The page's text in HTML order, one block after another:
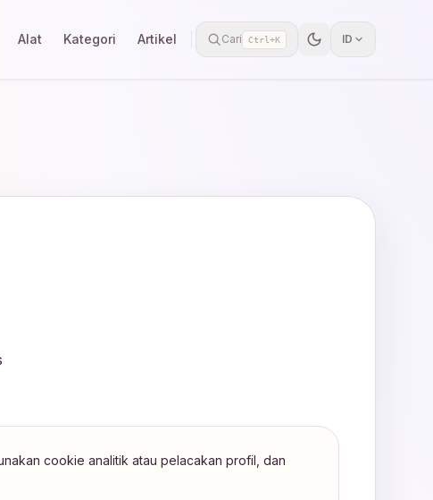
Alat Kategori Artikel Cari Ctrl+K ID
cookie analitik atau pelacakan profil, dan